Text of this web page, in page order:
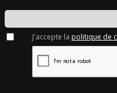
J'accepte la politique de